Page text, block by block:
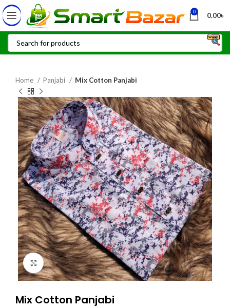
0 0.00৳
Home Panjabi Mix Cotton Panjabi
Click to enlarge
Mix Cotton Panjabi